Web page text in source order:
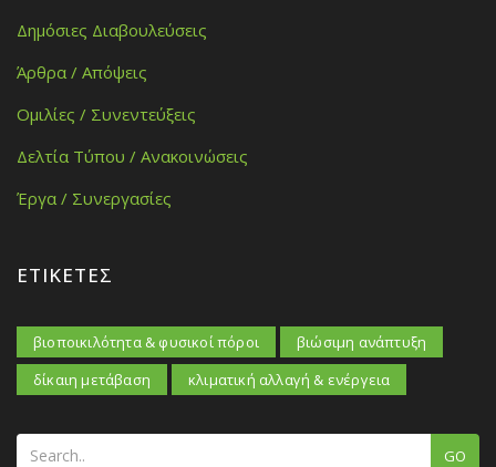
Δημόσιες Διαβουλεύσεις
Άρθρα / Απόψεις
Ομιλίες / Συνεντεύξεις
Δελτία Τύπου / Ανακοινώσεις
Έργα / Συνεργασίες
ΕΤΙΚΈΤΕΣ
βιοποικιλότητα & φυσικοί πόροι
βιώσιμη ανάπτυξη
δίκαιη μετάβαση
κλιματική αλλαγή & ενέργεια
GO